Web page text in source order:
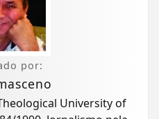
por:
University of